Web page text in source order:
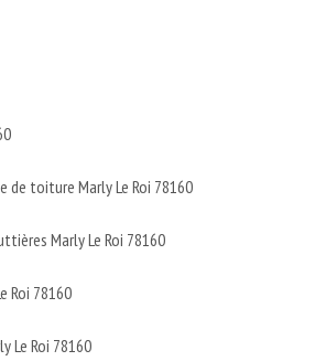
toiture Marly Le Roi 78160
Marly Le Roi 78160
Roi 78160
Le Roi 78160